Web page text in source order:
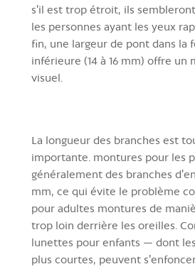
s'il est trop étroit, ils
les personnes ayant les yeux
fin, une largeur de pont dans la
inférieure (14 à 16 mm) offre un
visuel.
La longueur des branches est
importante. montures pour les
généralement des branches
mm, ce qui évite le problème
pour adultes montures de
trop loin derrière les oreilles.
lunettes pour enfants — dont
plus courtes, peuvent